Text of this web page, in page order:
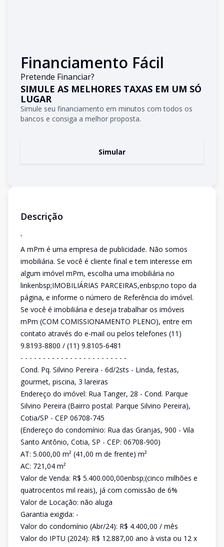
Financiamento Fácil
Pretende Financiar?
SIMULE AS MELHORES TAXAS EM UM SÓ
LUGAR
Simule seu financiamento em minutos com todos os
bancos e consiga a melhor proposta.
Simular
Descrição
'
A mPm é uma empresa de publicidade. Não somos
imobiliária. Se você é cliente final e tem interesse em
algum imóvel mPm, escolha uma imobiliária no
linkenbsp;IMOBILIÁRIAS PARCEIRAS,enbsp;no topo da
página, e informe o número de Referência do imóvel.
Se você é imobiliária e deseja trabalhar os imóveis
mPm (COM COMISSIONAMENTO PLENO), entre em
contato através do e-mail ou pelos telefones (11)
9.8193-8800 / (11) 9.8105-6481
- - - - - - - - - - - - - - - - - - - - - - - -
Cond. Pq. Silvino Pereira - 6d/2sts - Linda, festas,
gourmet, piscina, 3 lareiras
Endereço do imóvel: Rua Tanger, 28 - Cond. Parque
Silvino Pereira (Bairro postal: Parque Silvino Pereira),
Cotia/SP - CEP 06708-745
(Endereço do condomínio: Rua das Granjas, 900 - Vila
Santo Antônio, Cotia, SP - CEP: 06708-900)
AT: 5.000,00 m² (41,00 m de frente) m²
AC: 721,04 m²
Valor de Venda: R$ 5.400.000,00enbsp;(cinco milhões e
quatrocentos mil reais), já com comissão de 6%
Valor de Locação: não aluga
Garantia exigida: -
Valor do condomínio (Abr/24): R$ 4.400,00 / mês
Valor do IPTU (2024): R$ 12.887,00 ano à vista ou 12 x